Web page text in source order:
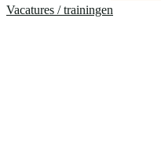
Vacatures / trainingen